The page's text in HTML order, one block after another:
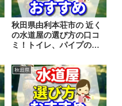
秋田県由利本荘市の 近く
の水道屋の選び方の口コ
ミ！トイレ、パイプのつ
や修理の前にチェックす
ることをシェアします。
秋田県